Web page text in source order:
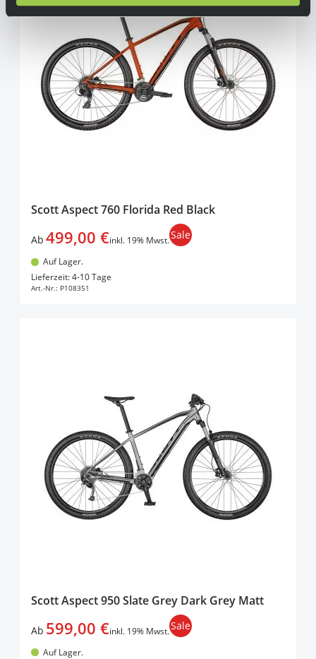
Scott Aspect 760 Florida Red Black
Ab 499,00 €inkl. 19% Mwst.Sale
Auf Lager.
Lieferzeit: 4-10 Tage
Art.-Nr.: P108351
Scott Aspect 950 Slate Grey Dark Grey Matt
Ab 599,00 €inkl. 19% Mwst.Sale
Auf Lager.